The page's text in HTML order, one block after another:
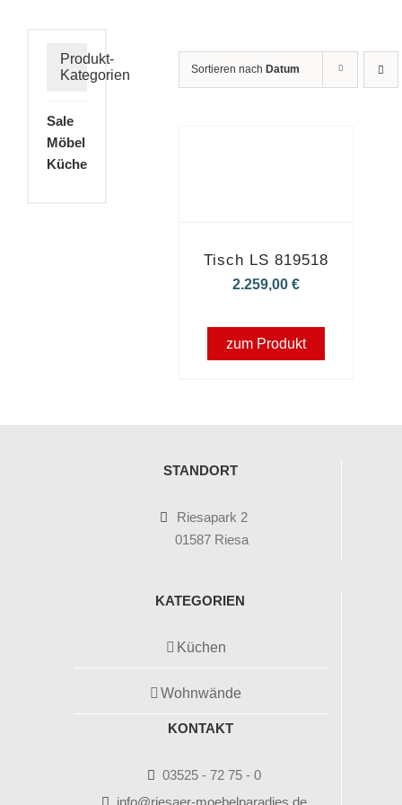
Sortieren nach Datum
Tisch LS 819518
2.259,00€
zum Produkt
Produkt-
Kategorien
Sale
Möbel
Küche
STANDORT
Riesapark 2
01587 Riesa
KATEGORIEN
Küchen
Wohnwände
KONTAKT
03525 - 72 75 - 0